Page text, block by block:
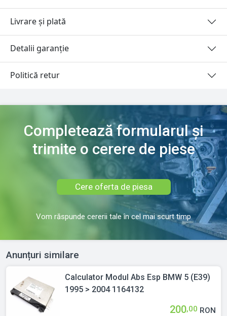
Livrare și plată
Detalii garanție
Politică retur
Completează formularul și
trimite o cerere de piese
Cere oferta de piesa
Vom răspunde cererii tale în cel mai scurt timp
Anunțuri similare
Calculator Modul Abs Esp BMW 5 (E39)
1995 > 2004 1164132
200,00 RON